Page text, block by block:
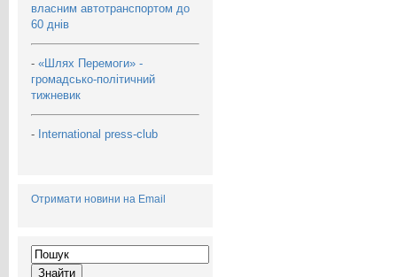
власним автотранспортом до
60 днів
- «Шлях Перемоги» -
громадсько-політичний
тижневик
- International press-club
Отримати новини на Email